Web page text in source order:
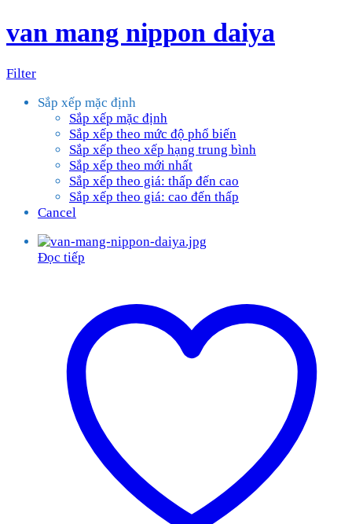
van mang nippon daiya
Filter
Sắp xếp mặc định
Sắp xếp mặc định
Sắp xếp theo mức độ phổ biến
Sắp xếp theo xếp hạng trung bình
Sắp xếp theo mới nhất
Sắp xếp theo giá: thấp đến cao
Sắp xếp theo giá: cao đến thấp
Cancel
Đọc tiếp